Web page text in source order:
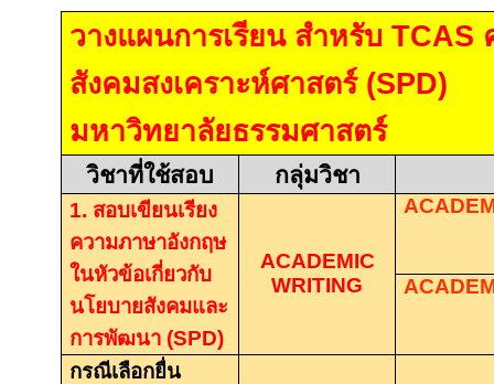
วางแผนการเรียน สำหรับTCAS
สังคมสงเคราะห์ศาสตร์ (SPD)
มหาวิทยาลัยธรรมศาสตร์
วิชาที่ใช้สอบ กลุ่มวิชา
1. สอบเขียนเรียง
ความภาษาอังกฤษ
ในหัวข้อเกี่ยวกับ
นโยบายสังคมและ
การพัฒนา (SPD)
ACADEMIC
WRITING
กรณีเลือกยื่น